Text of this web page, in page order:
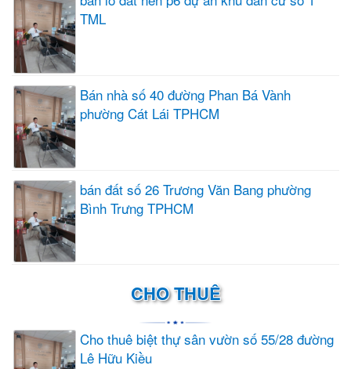
TML
Bán nhà số 40 đường Phan Bá Vành
phường Cát Lái TPHCM
bán đất số 26 Trương Văn Bang phường
Bình Trưng TPHCM
CHO THUÊ
Cho thuê biệt thự sân vườn số 55/28 đường
Lê Hữu Kiều